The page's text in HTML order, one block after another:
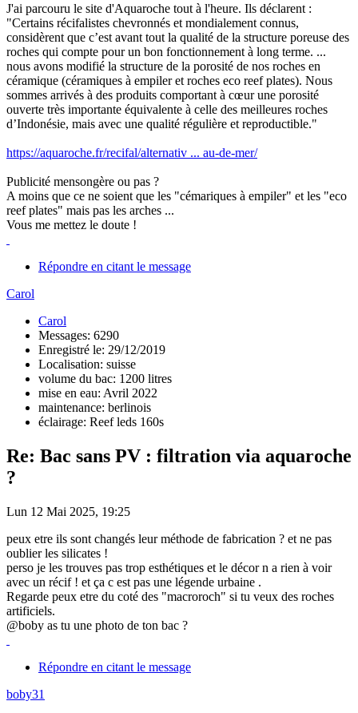
J'ai parcouru le site d'Aquaroche tout à l'heure. Ils déclarent :
"Certains récifalistes chevronnés et mondialement connus,
considèrent que c’est avant tout la qualité de la structure poreuse des
roches qui compte pour un bon fonctionnement à long terme. ...
nous avons modifié la structure de la porosité de nos roches en
céramique (céramiques à empiler et roches eco reef plates). Nous
sommes arrivés à des produits comportant à cœur une porosité
ouverte très importante équivalente à celle des meilleures roches
d’Indonésie, mais avec une qualité régulière et reproductible."
https://aquaroche.fr/recifal/alternativ ... au-de-mer/
Publicité mensongère ou pas ?
A moins que ce ne soient que les "cémariques à empiler" et les "eco
reef plates" mais pas les arches ...
Vous me mettez le doute !
Répondre en citant le message
Carol
Carol
Messages: 6290
Enregistré le: 29/12/2019
Localisation: suisse
volume du bac: 1200 litres
mise en eau: Avril 2022
maintenance: berlinois
éclairage: Reef leds 160s
Re: Bac sans PV : filtration via aquaroche
?
Lun 12 Mai 2025, 19:25
peux etre ils sont changés leur méthode de fabrication ? et ne pas
oublier les silicates !
perso je les trouves pas trop esthétiques et le décor n a rien à voir
avec un récif ! et ça c est pas une légende urbaine .
Regarde peux etre du coté des "macroroch" si tu veux des roches
artificiels.
@boby as tu une photo de ton bac ?
Répondre en citant le message
boby31